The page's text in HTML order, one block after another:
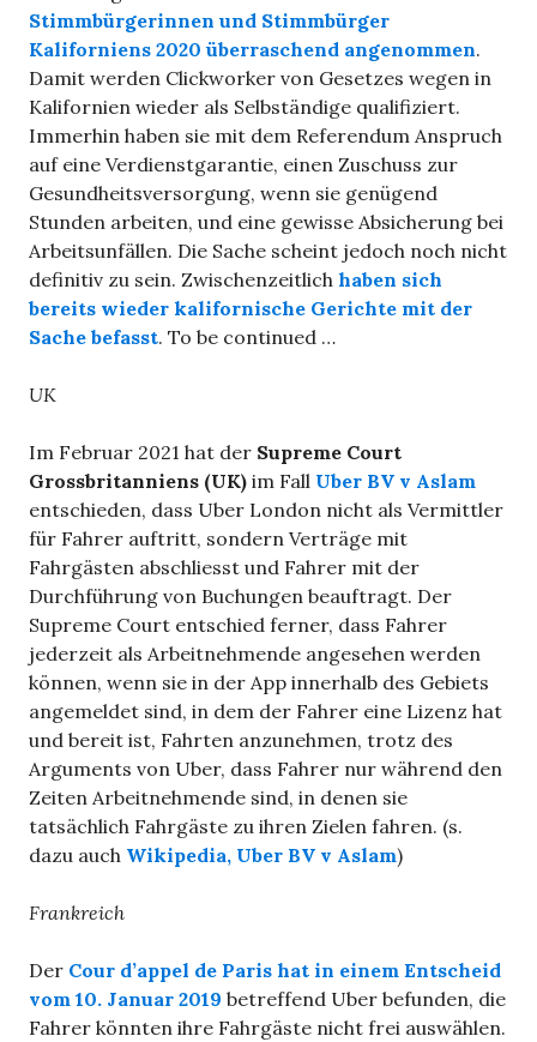
Stimmbürgerinnen und Stimmbürger
Kaliforniens 2020 überraschend angenommen.
Damit werden Clickworker von Gesetzes wegen in
Kalifornien wieder als Selbständige qualifiziert.
Immerhin haben sie mit dem Referendum Anspruch
auf eine Verdienstgarantie, einen Zuschuss zur
Gesundheitsversorgung, wenn sie genügend
Stunden arbeiten, und eine gewisse Absicherung bei
Arbeitsunfällen. Die Sache scheint jedoch noch nicht
definitiv zu sein. Zwischenzeitlich haben sich
bereits wieder kalifornische Gerichte mit der
Sache befasst. To be continued …
UK
Im Februar 2021 hat der Supreme Court
Grossbritanniens (UK) im Fall Uber BV v Aslam
entschieden, dass Uber London nicht als Vermittler
für Fahrer auftritt, sondern Verträge mit
Fahrgästen abschliesst und Fahrer mit der
Durchführung von Buchungen beauftragt. Der
Supreme Court entschied ferner, dass Fahrer
jederzeit als Arbeitnehmende angesehen werden
können, wenn sie in der App innerhalb des Gebiets
angemeldet sind, in dem der Fahrer eine Lizenz hat
und bereit ist, Fahrten anzunehmen, trotz des
Arguments von Uber, dass Fahrer nur während den
Zeiten Arbeitnehmende sind, in denen sie
tatsächlich Fahrgäste zu ihren Zielen fahren. (s.
dazu auch Wikipedia, Uber BV v Aslam)
Frankreich
Der Cour d’appel de Paris hat in einem Entscheid
vom 10. Januar 2019 betreffend Uber befunden, die
Fahrer könnten ihre Fahrgäste nicht frei auswählen.